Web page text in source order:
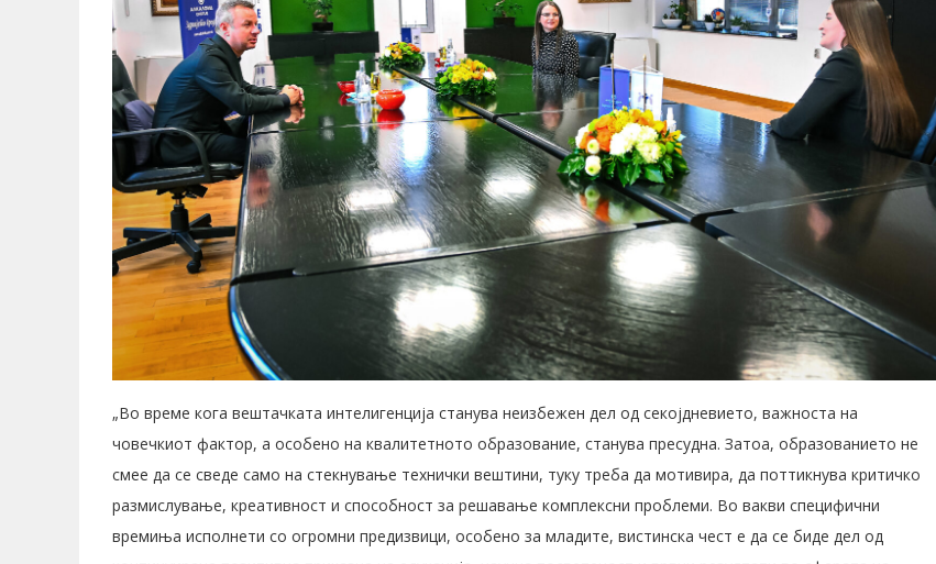
„Во време кога вештачката интелигенција станува неизбежен дел од секојдневието, важноста на
човечкиот фактор, а особено на квалитетното образование, станува пресудна. Затоа, образованието не
смее да се сведе само на стекнување технички вештини, туку треба да мотивира, да поттикнува критичко
размислување, креативност и способност за решавање комплексни проблеми. Во вакви специфични
времиња исполнети со огромни предизвици, особено за младите, вистинска чест е да се биде дел од